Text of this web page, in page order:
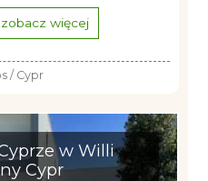
zobacz więcej
/ Cypr
w Willi
Cypr